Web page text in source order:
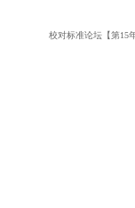
校对标准论坛【第15